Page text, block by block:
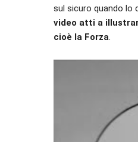
sul sicuro quando lo
video atti a
cioè la Forza.